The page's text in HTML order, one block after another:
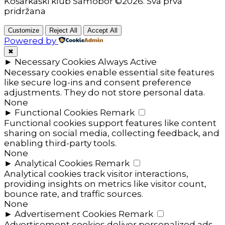
pridržana
Customize Reject All Accept All
Powered by
✖
► Necessary Cookies Always Active
Necessary cookies enable essential site features
like secure log-ins and consent preference
adjustments. They do not store personal data.
None
► Functional Cookies Remark
Functional cookies support features like content
sharing on social media, collecting feedback, and
enabling third-party tools.
None
► Analytical Cookies Remark
Analytical cookies track visitor interactions,
providing insights on metrics like visitor count,
bounce rate, and traffic sources.
None
► Advertisement Cookies Remark